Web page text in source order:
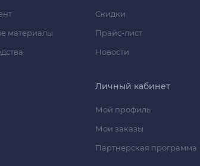
материалы
Скидки
Прайс-лист
Новости
Личный кабинет
Мой профиль
Мои заказы
Партнерская программа